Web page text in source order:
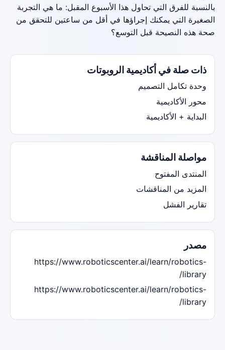
بالنسبة للفرق التي تحاول هذا الأسبوع المقبل: ما هي التجربة
الصغيرة التي يمكنك إجراؤها في أقل من ساعتين للتحقق من
صحة هذه النصيحة قبل التوسع؟
ذات صلة في أكاديمية الروبوتات
وحدة تكامل التصميم
محور الأكاديمية
البداية + الأكاديمية
مواصلة المناقشة
المنتدى المفتوح
المزيد من المناقشات
تقارير الفشل
مصدر
https://www.roboticscenter.ai/learn/robotics-
library/
https://www.roboticscenter.ai/learn/robotics-
library/